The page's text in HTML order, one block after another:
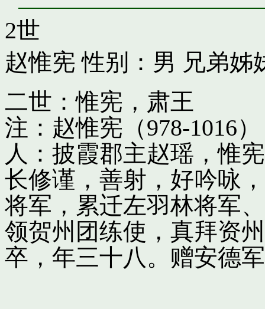
2世
赵惟宪 性别：男 兄弟姊
二世：惟宪，肃王
注：赵惟宪（978-1016
人：披霞郡主赵瑶，惟
长修谨，善射，好吟咏
将军，累迁左羽林将军
领贺州团练使，真拜资
卒，年三十八。赠安德